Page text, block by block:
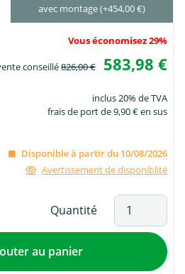
avec montage (+454,00 €)
Vous économisez 29%
conseillé826,00 € 583,98 €
inclus 20% de TVA
frais de port de 9,90 € en sus
Disponible à partir du 10/08/2026
Avertissement de disponiblité
Quantité
au panier